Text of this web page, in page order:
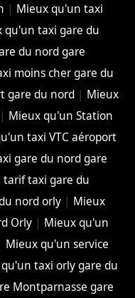
| Mieux qu'un taxi
qu'un taxi gare du
du nord gare
moins cher gare du
gare du nord| Mieux
| Mieux qu'un Station
taxi VTC aéroport
gare du nord gare
taxi gare du
nord orly| Mieux
Orly | Mieux qu'un
Mieux qu'un service
taxi orly gare du
Montparnasse gare